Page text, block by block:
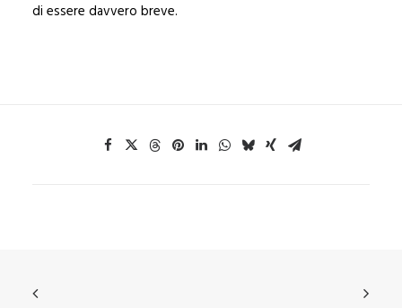
di essere davvero breve.